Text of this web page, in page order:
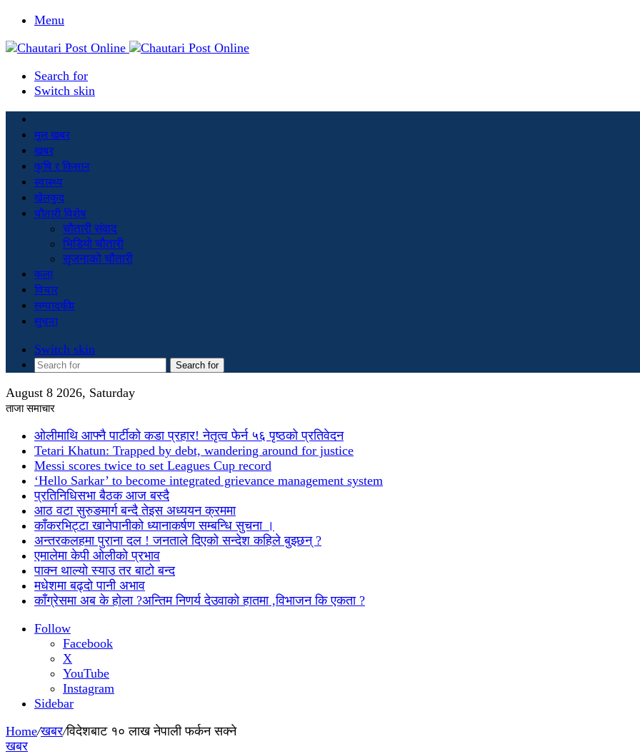
Menu
Search for
Switch skin
मूल खबर
खबर
कृषि र किसान
स्वास्थ्य
खेलकुद
चौतारी विशेष
चौतारी संवाद
भिडियो चौतारी
सृजनाको चौतारी
कला
विचार
सम्पादकीय
सुचना
Switch skin
Search for
August 8 2026, Saturday
ताजा समाचार
ओलीमाथि आफ्नै पार्टीको कडा प्रहार! नेतृत्व फेर्न ५६ पृष्ठको प्रतिवेदन
Tetari Khatun: Trapped by debt, wandering around for justice
Messi scores twice to set Leagues Cup record
‘Hello Sarkar’ to become integrated grievance management system
प्रतिनिधिसभा बैठक आज बस्दै
आठ वटा सुरुङमार्ग बन्दै तेइस अध्ययन क्रममा
काँकरभिट्टा खानेपानीको ध्यानाकर्षण सम्बन्धि सुचना ।
अन्तरकलहमा पुराना दल ! जनताले दिएको सन्देश कहिले बुझ्छन् ?
एमालेमा केपी ओलीको प्रभाव
पाक्न थाल्यो स्याउ तर बाटो बन्द
मधेशमा बढ्दो पानी अभाव
काँग्रेसमा अब के होला ?अन्तिम निणर्य देउवाको हातमा ,विभाजन कि एकता ?
Follow
Facebook
X
YouTube
Instagram
Sidebar
Home/खबर/विदेशबाट १० लाख नेपाली फर्कन सक्ने
खबर